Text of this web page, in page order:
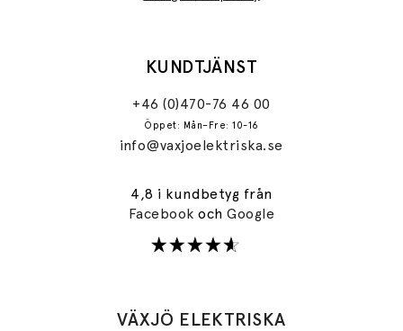
KUNDTJÄNST
+46 (0)470-76 46 00
Öppet: Mån–Fre: 10-16
info@vaxjoelektriska.se
4,8 i kundbetyg från
FacebookochGoogle
VÄXJÖ ELEKTRISKA